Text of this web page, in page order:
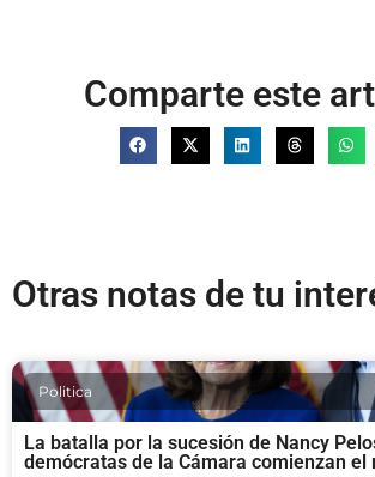
Comparte este
Otras notas de tu
Politica
La batalla por la sucesión de Nancy
demócratas de la Cámara comienzan el